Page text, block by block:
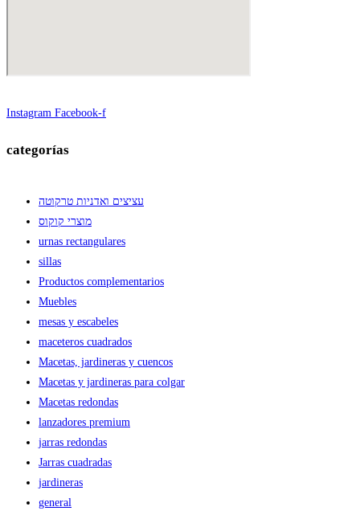
Instagram Facebook-f
categorías
עציצים ואדניות טרקוטה
מוצרי קוקוס
urnas rectangulares
sillas
Productos complementarios
Muebles
mesas y escabeles
maceteros cuadrados
Macetas, jardineras y cuencos
Macetas y jardineras para colgar
Macetas redondas
lanzadores premium
jarras redondas
Jarras cuadradas
jardineras
general